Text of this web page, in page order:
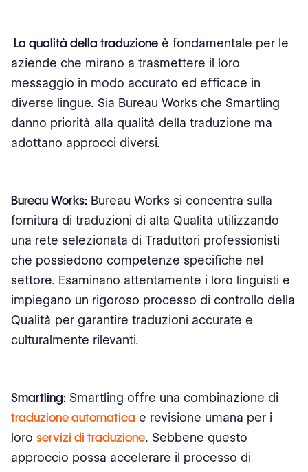
La qualità della traduzione è fondamentale per le
aziende che mirano a trasmettere il loro
messaggio in modo accurato ed efficace in
diverse lingue. Sia Bureau Works che Smartling
danno priorità alla qualità della traduzione ma
adottano approcci diversi.
Bureau Works: Bureau Works si concentra sulla
fornitura di traduzioni di alta Qualità utilizzando
una rete selezionata di Traduttori professionisti
che possiedono competenze specifiche nel
settore. Esaminano attentamente i loro linguisti e
impiegano un rigoroso processo di controllo della
Qualità per garantire traduzioni accurate e
culturalmente rilevanti.
Smartling: Smartling offre una combinazione di
traduzione automatica e revisione umana per i
loro servizi di traduzione. Sebbene questo
approccio possa accelerare il processo di